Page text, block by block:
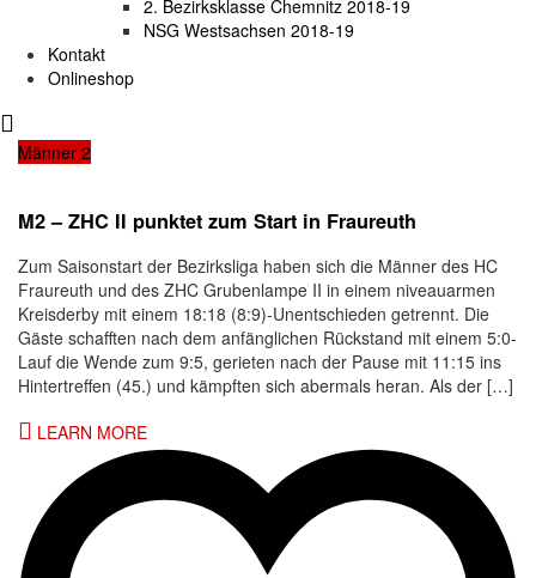
2. Bezirksklasse Chemnitz 2018-19
NSG Westsachsen 2018-19
Kontakt
Onlineshop
Männer 2
M2 – ZHC II punktet zum Start in Fraureuth
Zum Saisonstart der Bezirksliga haben sich die Männer des HC
Fraureuth und des ZHC Grubenlampe II in einem niveauarmen
Kreisderby mit einem 18:18 (8:9)-Unentschieden getrennt. Die
Gäste schafften nach dem anfänglichen Rückstand mit einem 5:0-
Lauf die Wende zum 9:5, gerieten nach der Pause mit 11:15 ins
Hintertreffen (45.) und kämpften sich abermals heran. Als der […]
LEARN MORE